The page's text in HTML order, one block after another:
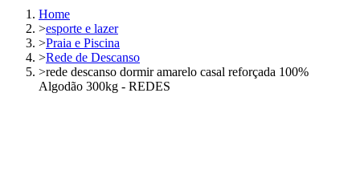
Home
>esporte e lazer
>Praia e Piscina
>Rede de Descanso
>rede descanso dormir amarelo casal reforçada 100%
Algodão 300kg - REDES